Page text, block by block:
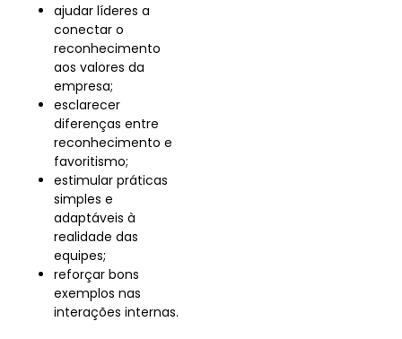
ajudar líderes a
conectar o
reconhecimento
aos valores da
empresa;
esclarecer
diferenças entre
reconhecimento e
favoritismo;
estimular práticas
simples e
adaptáveis à
realidade das
equipes;
reforçar bons
exemplos nas
interações internas.